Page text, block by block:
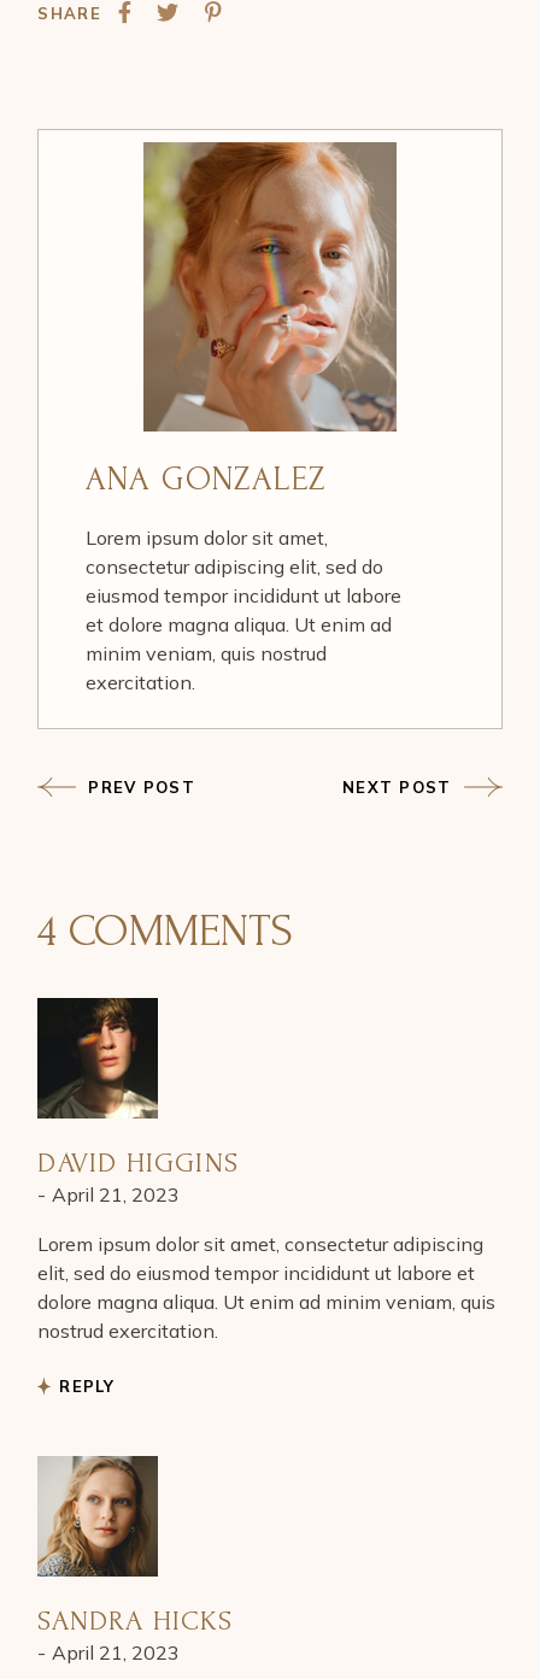
SHARE
ANA GONZALEZ
Lorem ipsum dolor sit amet,
consectetur adipiscing elit, sed do
eiusmod tempor incididunt ut labore
et dolore magna aliqua. Ut enim ad
minim veniam, quis nostrud
exercitation.
PREV POST NEXT POST
4 COMMENTS
DAVID HIGGINS
April 21, 2023
Lorem ipsum dolor sit amet, consectetur adipiscing
elit, sed do eiusmod tempor incididunt ut labore et
dolore magna aliqua. Ut enim ad minim veniam, quis
nostrud exercitation.
REPLY
SANDRA HICKS
April 21, 2023